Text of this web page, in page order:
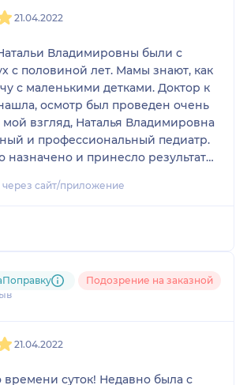
.Дождалась ,пока вышел клиент
у врача,оплата была через
назначили лечение.Спустя
справка на работу,что была
день и тут…
Грамотные специалисты.
услуг.
Приветливый персонал, все
о готовности на третий
у педиатра. Спецы молодцы,
21.04.2022
Владимировны были с
с половиной лет. Мамы знают, как
к
осмотр был проведен очень
мой взгляд, Наталья Владимировна
и профессиональный педиатр.
и принесло результаты.
сайт/приложение
Степановна
Подозрение на заказной
21.04.2022
времени суток! Недавно была с